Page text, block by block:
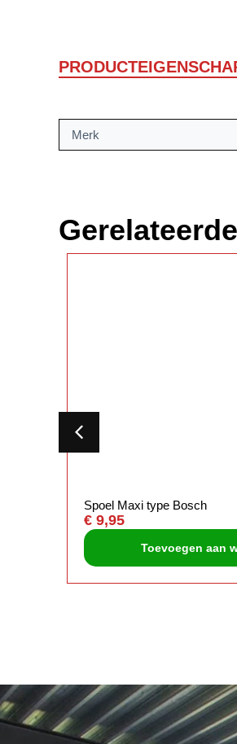
Merk
Spoel Maxi type Bosch
€ 9,95
Toevoegen aan